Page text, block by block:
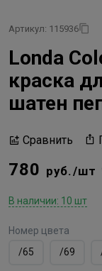
Артикул: 115936
Londa
краска
шатен
Сравнить
780 руб./шт
В наличии: 10 шт
Номер цвета
/65
/69